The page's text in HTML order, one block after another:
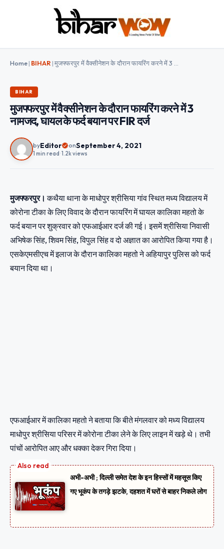
Home| BIHAR|
BIHAR
मुजफ्फरपुर में वैक्सीनेशन के दौरान फायरिंग करने में 3
नामजद, घायल के फर्द बयान पर FIR दर्ज
byEditor onSeptember 4, 2021
1 min read 1.2k views
मुजफ्फरपुर। कथैया थाना के माधोपुर श्रीसिया गांव स्थित मध्य विद्यालय में
कोरोना टीका के लिए विवाद के दौरान फायरिंग में घायल कालिका महतो के
फर्द बयान पर शुक्रवार को एफआईआर दर्ज की गई। इसमें श्रीसिया निवासी
अभिषेक सिंह, शिवम सिंह, विपुल सिंह व दो अज्ञात का आरोपित किया गया है।
एसकेएमसीएच में इलाज के दौरान कालिका महतो ने अहियापुर पुलिस को फर्द
बयान दिया था।
एफआईआर में कालिका महतो ने बताया कि बीते मंगलवार को मध्य विद्यालय
माधोपुर श्रीसिया परिसर में कोरोना टीका लेने के लिए लाइन में खड़े थे। तभी
पांचों आरोपित आए और धक्का देकर गिरा दिया।
अभी-अभी ; दिल्ली समेत देश के इन हिस्सों में महसूस किए
गए भूकंप के तगड़े झटके, दहशत में घरों से बाहर निकले लोग